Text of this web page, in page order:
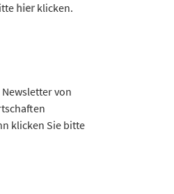
hier klicken.
von
klicken Sie bitte